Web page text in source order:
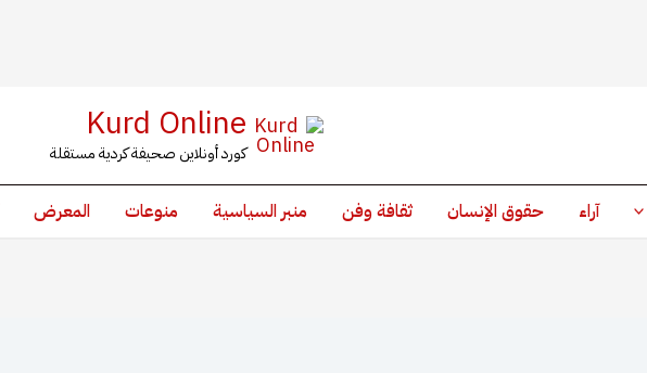
Kurd Online
كورد أونلاين صحيفة كردية مستقلة
آراء حقوق الإنسان ثقافة وفن منبر السياسية منوعات المعرض